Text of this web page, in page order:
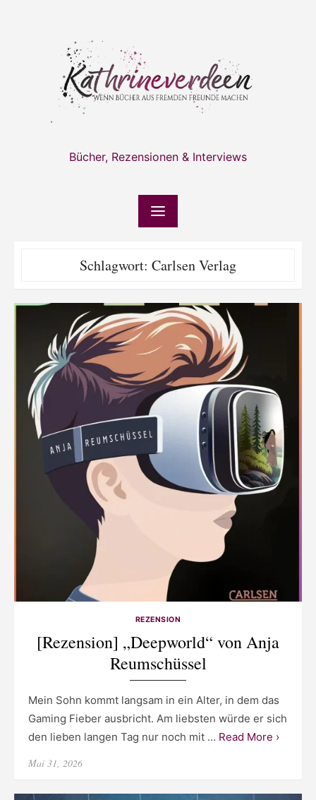
Bücher, Rezensionen & Interviews
Schlagwort: Carlsen Verlag
REZENSION
[Rezension] „Deepworld“ von Anja
Reumschüssel
Mein Sohn kommt langsam in ein Alter, in dem das
Gaming Fieber ausbricht. Am liebsten würde er sich
den lieben langen Tag nur noch mit … Read More ›
Posted
Mai 31, 2026